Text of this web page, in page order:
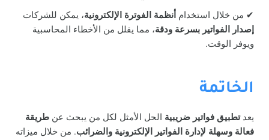
✔ من خلال استخدام أنظمة الفوترة الإلكترونية، يمكن للشركات
إصدار الفواتير بسرعة ودقة، مما يقلل من الأخطاء المحاسبية
ويوفر الوقت.
الخاتمة
يعدتطبيق فواتير ضريبية الحل الأمثل لكل من يبحث عن طريقة
فعالة وسهلة لإدارة الفواتير الإلكترونية والضرائب. من خلال ميزاته